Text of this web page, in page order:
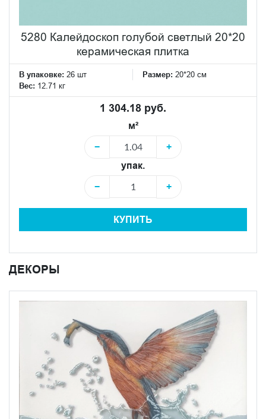
5280 Калейдоскоп голубой светлый 20*20
керамическая плитка
В упаковке: 26 шт Размер: 20*20 см
Вес: 12.71 кг
1 304.18 руб.
м²
−
+
упак.
−
+
КУПИТЬ
ДЕКОРЫ